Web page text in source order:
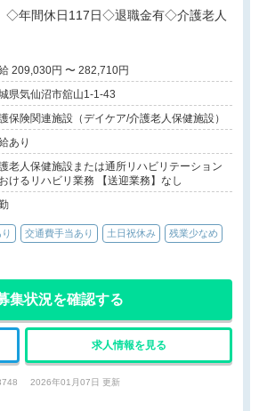
月給 209,030円 〜 282,710円
県気仙沼市舘山1-1-43
保険関連施設（デイケア/介護老人保健施設）
あり
老人保健施設または通所リハビリテーション
けるリハビリ業務 【送迎業務】なし
交通費手当あり 土日祝休み 残業少なめ
集状況を確認する
求人情報を見る
2026年01月07日 更新